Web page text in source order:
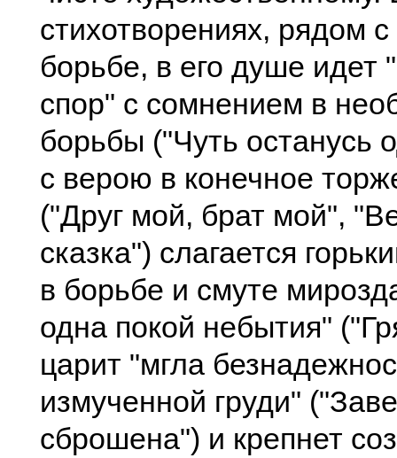
стихотворениях, рядом
борьбе, в его душе идет
спор" с сомнением в
борьбы ("Чуть останусь
с верою в конечное
("Друг мой, брат мой",
сказка") слагается
в борьбе и смуте
одна покой небытия"
царит "мгла
измученной груди"
сброшена") и крепнет